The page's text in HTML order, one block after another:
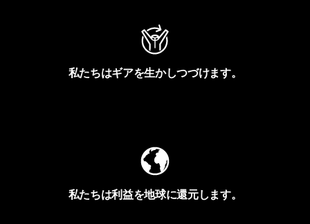
私たちはギアを生かしつづけます。
私たちは利益を地球に還元します。